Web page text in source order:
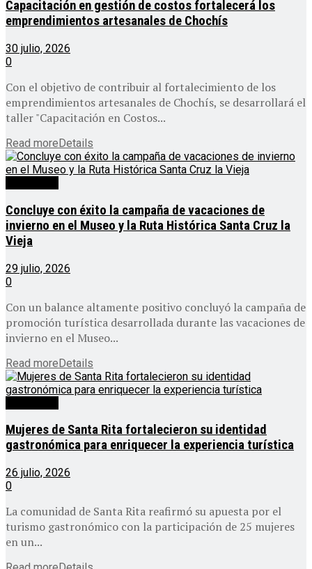
Capacitación en gestión de costos fortalecerá los
emprendimientos artesanales de Chochís
30 julio, 2026
0
Con el objetivo de contribuir al fortalecimiento de los
emprendimientos artesanales de Chochís, se desarrollará el
taller "Capacitación en Costos...
Read moreDetails
Concluye con éxito la campaña de vacaciones de
invierno en el Museo y la Ruta Histórica Santa Cruz la
Vieja
29 julio, 2026
0
Con un balance altamente positivo concluyó la campaña de
promoción turística desarrollada durante las vacaciones de
invierno en el Museo...
Read moreDetails
Mujeres de Santa Rita fortalecieron su identidad
gastronómica para enriquecer la experiencia turística
26 julio, 2026
0
La comunidad de Santa Rita reafirmó su apuesta por el
turismo gastronómico con la participación de 25 mujeres
en un...